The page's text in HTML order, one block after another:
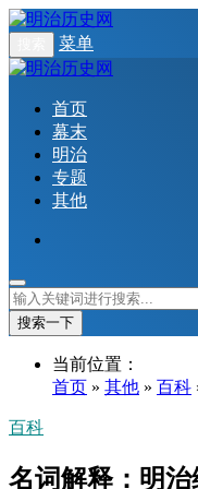
菜单
首页
幕末
明治
专题
其他
搜索一下
当前位置：
首页 » 其他 » 百科
百科
名词解释：明治